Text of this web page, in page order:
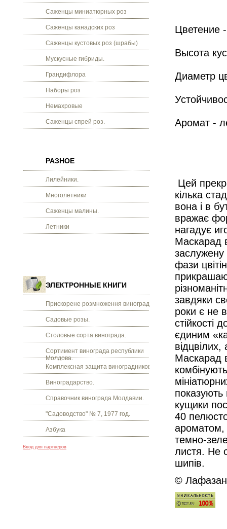
Саженцы миниатюрных роз
Саженцы канадских роз
Саженцы кустовых роз (шрабы)
Мускусные гибриды.
Грандифлора
Наборы роз
Немахровые
Саженцы спрей роз.
РАЗНОЕ
Лилейники.
Многолетники
Саженцы малины.
Летники
ЭЛЕКТРОННЫЕ КНИГИ
Прискорене розмноження винограду.
Садовые розы.
Столовые сорта винограда.
Сортимент винограда республики
Молдова.
Комплексная защита виноградников.
Виноградарство.
Справочник винограда Молдавии.
"Садоводство" № 7, 1977 год.
Азбука
Вход для партнеров
Цветение
Высота
Диаметр
Аромат -
Цей
кілька
вона і в
вражає
нагадує
Маскарад
заслужену
фази
завдяки
роки є не
стійкості
єдиним
відцвілих,
Маскарад
показують
кущики
40
ароматом,
темно-
листя. Не
шипів.
©